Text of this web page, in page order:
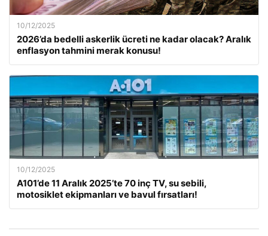
10/12/2025
2026’da bedelli askerlik ücreti ne kadar olacak? Aralık
enflasyon tahmini merak konusu!
10/12/2025
A101’de 11 Aralık 2025’te 70 inç TV, su sebili,
motosiklet ekipmanları ve bavul fırsatları!